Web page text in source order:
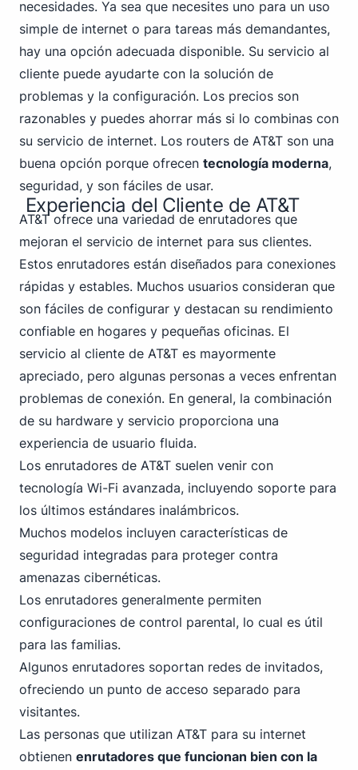
necesidades. Ya sea que necesites uno para un uso
simple de internet o para tareas más demandantes,
hay una opción adecuada disponible. Su servicio al
cliente puede ayudarte con la solución de
problemas y la configuración. Los precios son
razonables y puedes ahorrar más si lo combinas con
su servicio de internet. Los routers de AT&T son una
buena opción porque ofrecen tecnología moderna,
seguridad, y son fáciles de usar.
Experiencia del Cliente de AT&T
AT&T ofrece una variedad de enrutadores que
mejoran el servicio de internet para sus clientes.
Estos enrutadores están diseñados para conexiones
rápidas y estables. Muchos usuarios consideran que
son fáciles de configurar y destacan su rendimiento
confiable en hogares y pequeñas oficinas. El
servicio al cliente de AT&T es mayormente
apreciado, pero algunas personas a veces enfrentan
problemas de conexión. En general, la combinación
de su hardware y servicio proporciona una
experiencia de usuario fluida.
Los enrutadores de AT&T suelen venir con
tecnología Wi-Fi avanzada, incluyendo soporte para
los últimos estándares inalámbricos.
Muchos modelos incluyen características de
seguridad integradas para proteger contra
amenazas cibernéticas.
Los enrutadores generalmente permiten
configuraciones de control parental, lo cual es útil
para las familias.
Algunos enrutadores soportan redes de invitados,
ofreciendo un punto de acceso separado para
visitantes.
Las personas que utilizan AT&T para su internet
obtienen enrutadores que funcionan bien con la